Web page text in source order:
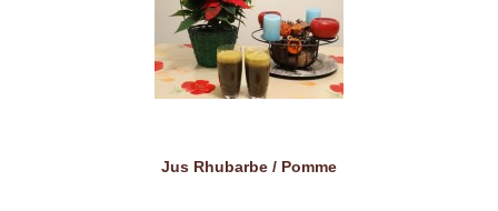
Jus Rhubarbe / Pomme